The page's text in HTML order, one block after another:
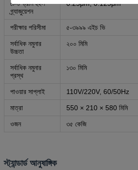
টেস্ট ড্রাম হুইল
গ্র্যাজুয়েশন
0.25μm, 0.125μm
পরীক্ষার পরিসীমা ৫-৩৯৯৯ এইচ ভি
সর্বাধিক নমুনার
উচ্চতা
২০০ মিমি
সর্বাধিক নমুনার
প্রস্থ
১৩০ মিমি
পাওয়ার সাপ্লাই 110V/220V, 60/50Hz
মাত্রা 550 × 210 × 580 মিমি
ওজন ৩৫ কেজি
স্ট্যান্ডার্ড আনুষাঙ্গিক